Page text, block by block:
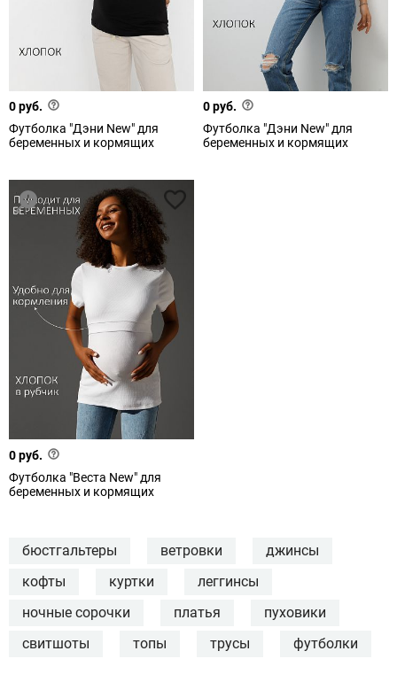
0 руб.
Футболка "Дэни New" для
беременных и кормящих
0 руб.
Футболка "Дэни New" для
беременных и кормящих
0 руб.
Футболка "Веста New" для
беременных и кормящих
бюстгальтеры ветровки
джинсы
кофты
куртки
леггинсы
ночные сорочки
платья
пуховики
свитшоты
топы трусы футболки